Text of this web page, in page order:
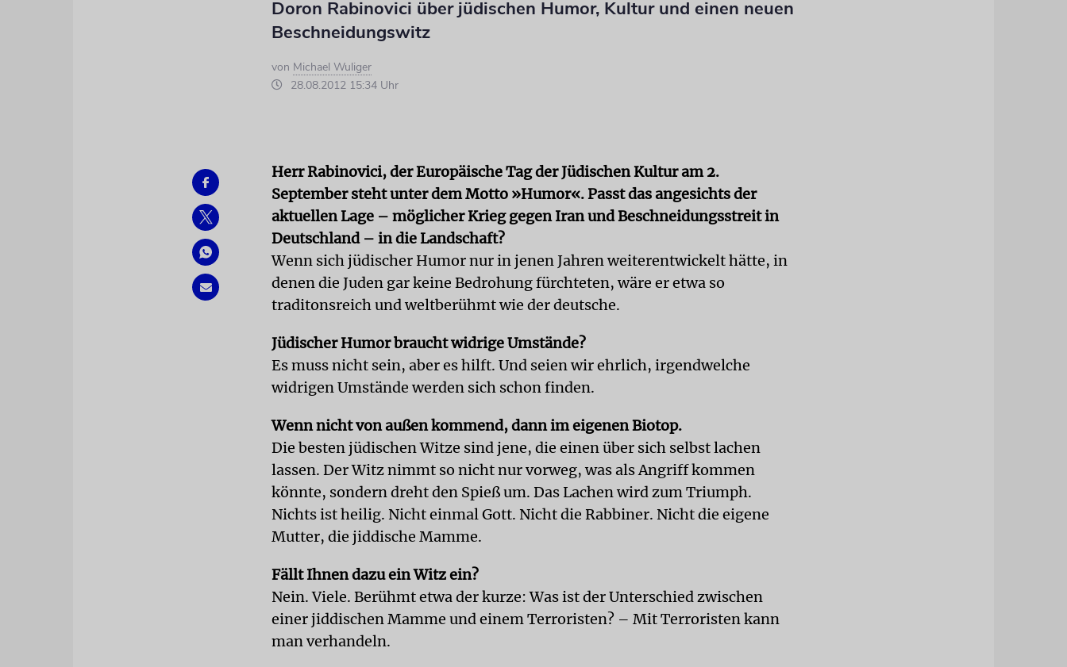
Doron Rabinovici über jüdischen Humor, Kultur und einen neuen
Beschneidungswitz
von Michael Wuliger
28.08.2012 15:34 Uhr
Herr Rabinovici, der Europäische Tag der Jüdischen Kultur am 2.
September steht unter dem Motto »Humor«. Passt das angesichts der
aktuellen Lage – möglicher Krieg gegen Iran und Beschneidungsstreit in
Deutschland – in die Landschaft?
Wenn sich jüdischer Humor nur in jenen Jahren weiterentwickelt hätte, in
denen die Juden gar keine Bedrohung fürchteten, wäre er etwa so
traditonsreich und weltberühmt wie der deutsche.
Jüdischer Humor braucht widrige Umstände?
Es muss nicht sein, aber es hilft. Und seien wir ehrlich, irgendwelche
widrigen Umstände werden sich schon finden.
Wenn nicht von außen kommend, dann im eigenen Biotop.
Die besten jüdischen Witze sind jene, die einen über sich selbst lachen
lassen. Der Witz nimmt so nicht nur vorweg, was als Angriff kommen
könnte, sondern dreht den Spieß um. Das Lachen wird zum Triumph.
Nichts ist heilig. Nicht einmal Gott. Nicht die Rabbiner. Nicht die eigene
Mutter, die jiddische Mamme.
Fällt Ihnen dazu ein Witz ein?
Nein. Viele. Berühmt etwa der kurze: Was ist der Unterschied zwischen
einer jiddischen Mamme und einem Terroristen? – Mit Terroristen kann
man verhandeln.